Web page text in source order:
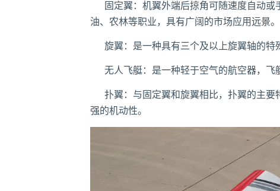
固定翼：机翼外端后掠角可随速度自动
油、农林等职业，具有广阔的市场应用远景。
旋翼：是一种具有三个及以上旋翼轴的特
无人飞艇：是一种轻于空气的航空器，飞
扑翼：与固定翼和旋翼相比，扑翼的主要
强的机动性。